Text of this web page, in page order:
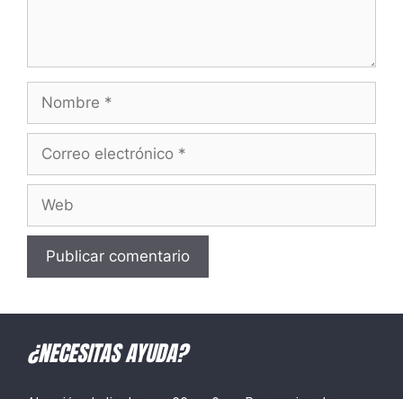
electrónico
¿NECESITAS AYUDA?